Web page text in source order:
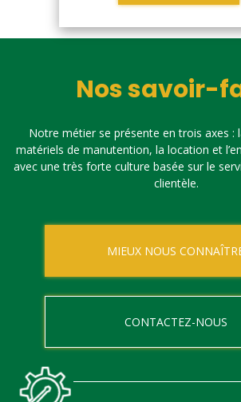
Nos savoir-
Notre métier se présente en trois axes :
matériels de manutention, la location et
avec une très forte culture basée sur le
clientèle.
MIEUX NOUS
CONTACTEZ-NOUS